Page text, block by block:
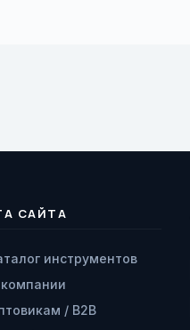
САЙТА
инструментов
/ B2B